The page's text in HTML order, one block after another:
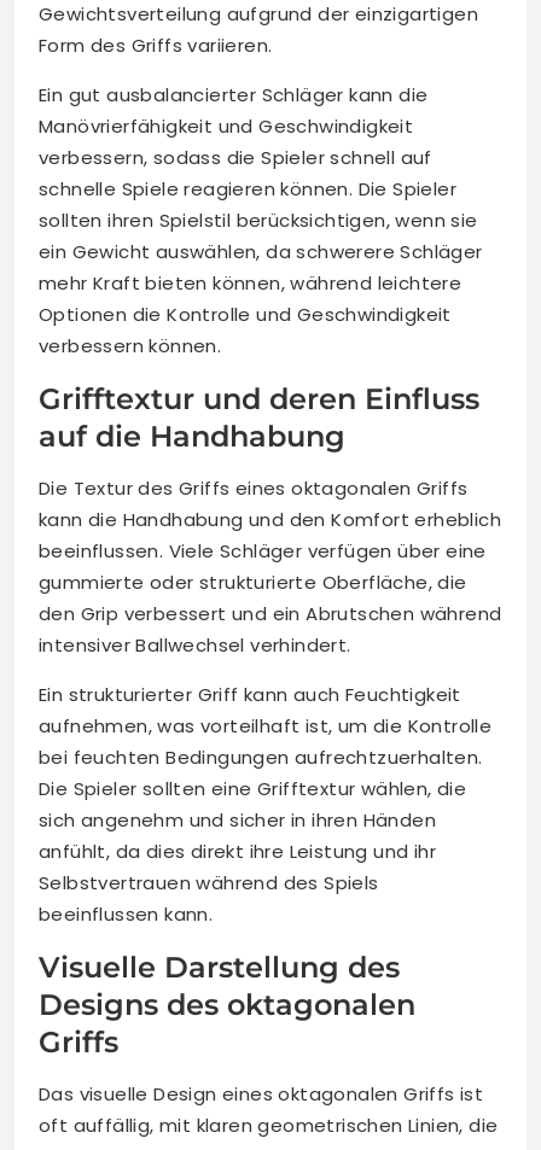
Gewichtsverteilung aufgrund der einzigartigen
Form des Griffs variieren.
Ein gut ausbalancierter Schläger kann die
Manövrierfähigkeit und Geschwindigkeit
verbessern, sodass die Spieler schnell auf
schnelle Spiele reagieren können. Die Spieler
sollten ihren Spielstil berücksichtigen, wenn sie
ein Gewicht auswählen, da schwerere Schläger
mehr Kraft bieten können, während leichtere
Optionen die Kontrolle und Geschwindigkeit
verbessern können.
Grifftextur und deren Einfluss
auf die Handhabung
Die Textur des Griffs eines oktagonalen Griffs
kann die Handhabung und den Komfort erheblich
beeinflussen. Viele Schläger verfügen über eine
gummierte oder strukturierte Oberfläche, die
den Grip verbessert und ein Abrutschen während
intensiver Ballwechsel verhindert.
Ein strukturierter Griff kann auch Feuchtigkeit
aufnehmen, was vorteilhaft ist, um die Kontrolle
bei feuchten Bedingungen aufrechtzuerhalten.
Die Spieler sollten eine Grifftextur wählen, die
sich angenehm und sicher in ihren Händen
anfühlt, da dies direkt ihre Leistung und ihr
Selbstvertrauen während des Spiels
beeinflussen kann.
Visuelle Darstellung des
Designs des oktagonalen
Griffs
Das visuelle Design eines oktagonalen Griffs ist
oft auffällig, mit klaren geometrischen Linien, die